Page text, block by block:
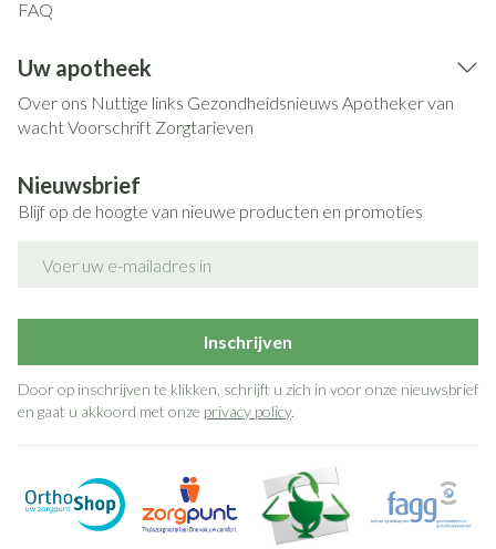
FAQ
Uw apotheek
Over ons Nuttige links Gezondheidsnieuws Apotheker van
wachtVoorschrift Zorgtarieven
Nieuwsbrief
Blijf op de hoogte van nieuwe producten en promoties
Inschrijven
Door op inschrijven te klikken, schrijft u zich in voor onze nieuwsbrief
en gaat u akkoord met onze privacy policy.